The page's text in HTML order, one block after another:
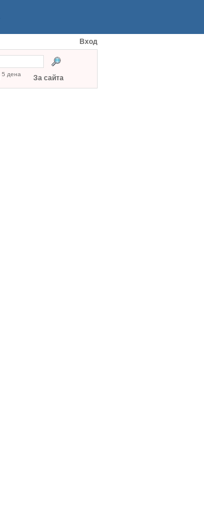
Вход
5 дена За сайта